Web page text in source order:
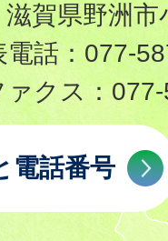
賀県野洲市
話： 077-
ァクス：
電話番号